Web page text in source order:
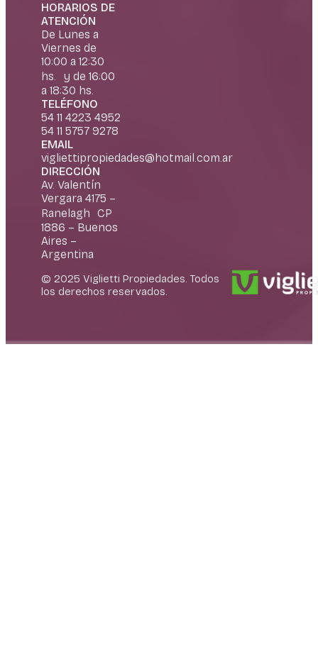
HORARIOS DE
ATENCIÓN
De Lunes a
Viernes de
10:00 a 12:30
hs. y de 16:00
a 18:30 hs.
TELÉFONO
54 11 4223 4952
54 11 5757 9278
EMAIL
vigliettipropiedades@hotmail.com.ar
DIRECCIÓN
Av. Valentín
Vergara 4175 –
Ranelagh CP
1886 – Buenos
Aires –
Argentina
© 2025 Viglietti Propiedades. Todos
los derechos reservados.